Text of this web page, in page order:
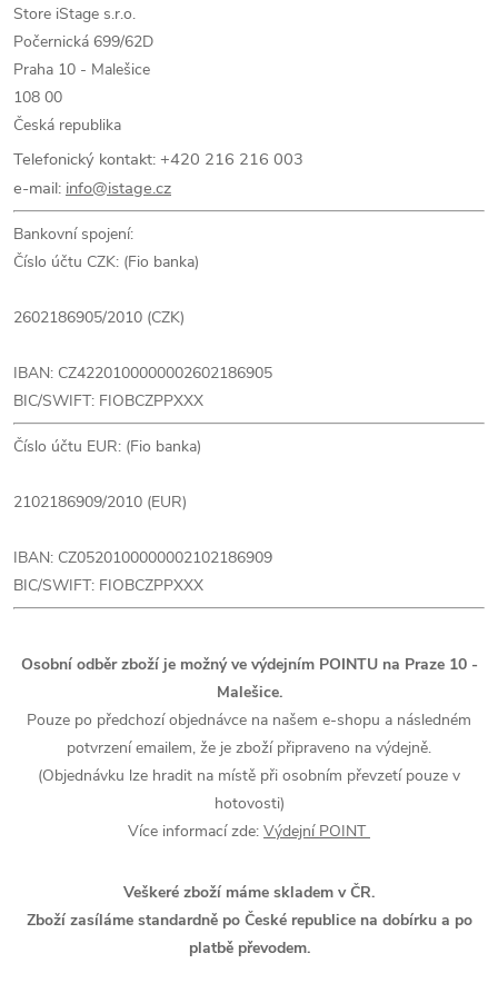
Store iStage s.r.o.
Počernická 699/62D
Praha 10 - Malešice
108 00
Česká republika
Telefonický kontakt: +420 216 216 003
e-mail: info@istage.cz
Bankovní spojení:
Číslo účtu CZK: (Fio banka)
2602186905/2010 (CZK)
IBAN: CZ4220100000002602186905
BIC/SWIFT: FIOBCZPPXXX
Číslo účtu EUR: (Fio banka)
2102186909/2010 (EUR)
IBAN: CZ0520100000002102186909
BIC/SWIFT: FIOBCZPPXXX
Osobní odběr zboží je možný ve výdejním POINTU na Praze 10 -
Malešice.
Pouze po předchozí objednávce na našem e-shopu a následném
potvrzení emailem, že je zboží připraveno na výdejně.
(Objednávku lze hradit na místě při osobním převzetí pouze v
hotovosti)
Více informací zde: Výdejní POINT
Veškeré zboží máme skladem v ČR.
Zboží zasíláme standardně po České republice na dobírku a po
platbě převodem.